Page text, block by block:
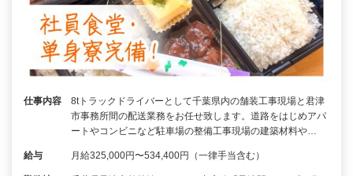
仕事内容
8tトラックドライバーとして千葉県内の舗装工事現場と君津
市事務所間の配送業務をお任せ致します。道路をはじめアパ
ートやコンビニなど駐車場の整備工事現場の建築材料や…
給与 月給325,000円〜534,400円（一律手当含む）